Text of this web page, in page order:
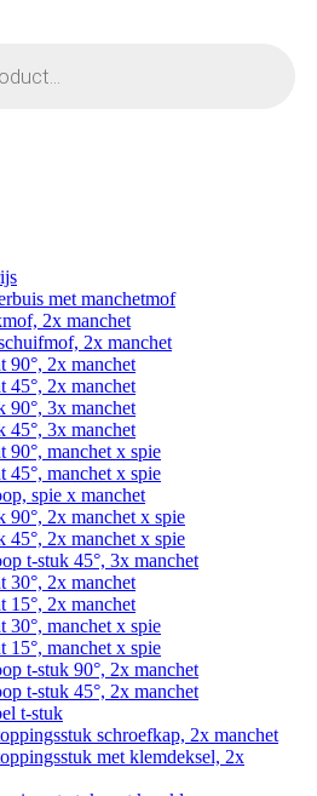
met manchetmof
2x manchet
2x manchet
90°, 2x manchet
45°, 2x manchet
90°, 3x manchet
45°, 3x manchet
90°, manchet x spie
45°, manchet x spie
spie x manchet
90°, 2x manchet x spie
45°, 2x manchet x spie
t-stuk 45°, 3x manchet
30°, 2x manchet
15°, 2x manchet
30°, manchet x spie
15°, manchet x spie
t-stuk 90°, 2x manchet
t-stuk 45°, 2x manchet
t-stuk
schroefkap, 2x manchet
met klemdeksel, 2x